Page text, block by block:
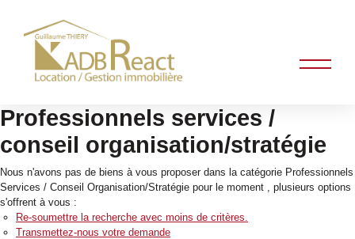
Professionnels services /
conseil organisation/stratégie
Nous n'avons pas de biens à vous proposer dans la catégorie Professionnels
Services / Conseil Organisation/Stratégie pour le moment , plusieurs options
s'offrent à vous :
Re-soumettre la recherche avec moins de critères.
Transmettez-nous votre demande